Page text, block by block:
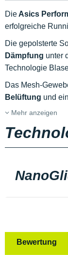
Die Asics
erfolgreiche
Die gepolsterte
Dämpfung unter
Technologie
Das Mesh-
Belüftung und
Mehr anzeigen
Bewertung